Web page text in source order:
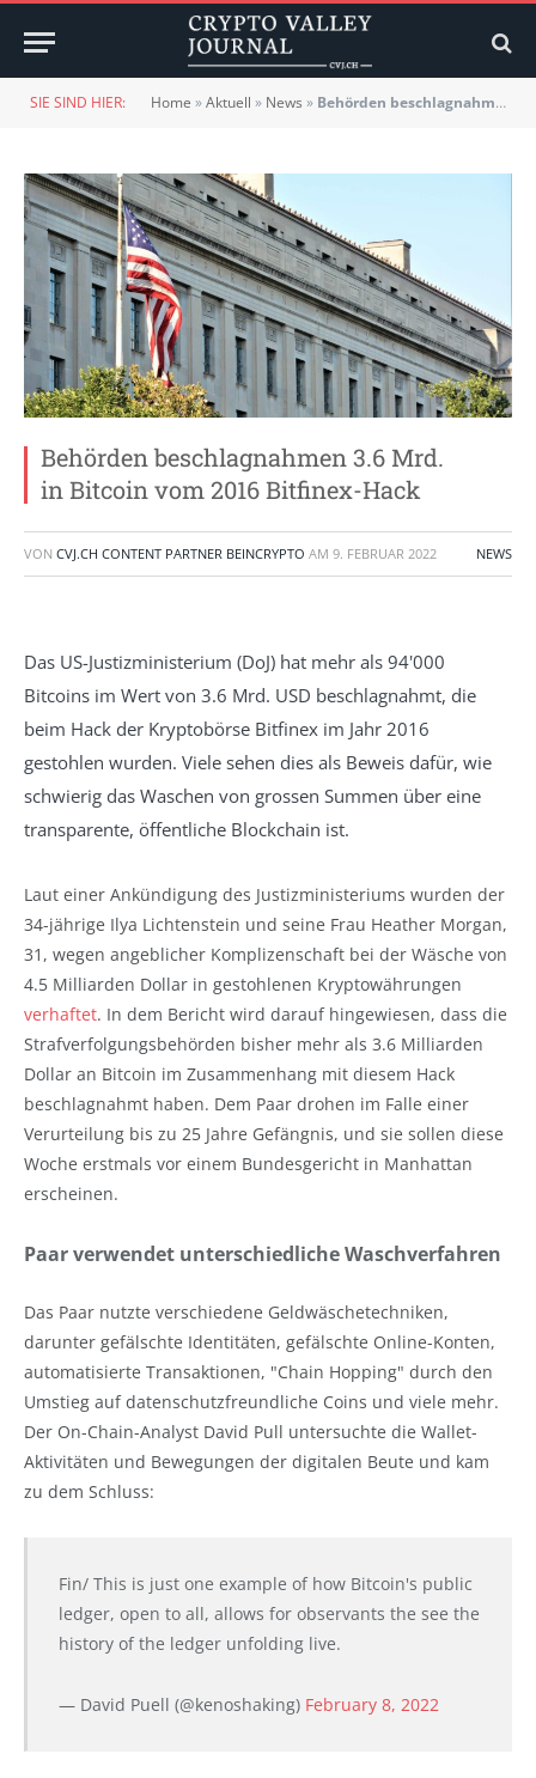
SIE SIND HIER: Home »Aktuell » News » Behörden beschlagnahmen 3.6 Mrd. in Bitcoin vom 2016 Bitfinex-Hack
Behörden beschlagnahmen 3.6 Mrd.
in Bitcoin vom 2016 Bitfinex-Hack
VON CVJ.CH CONTENT PARTNER BEINCRYPTO AM 9. FEBRUAR 2022 NEWS
Das US-Justizministerium (DoJ) hat mehr als 94'000
Bitcoins im Wert von 3.6 Mrd. USD beschlagnahmt, die
beim Hack der Kryptobörse Bitfinex im Jahr 2016
gestohlen wurden. Viele sehen dies als Beweis dafür, wie
schwierig das Waschen von grossen Summen über eine
transparente, öffentliche Blockchain ist.
Laut einer Ankündigung des Justizministeriums wurden der
34-jährige Ilya Lichtenstein und seine Frau Heather Morgan,
31, wegen angeblicher Komplizenschaft bei der Wäsche von
4.5 Milliarden Dollar in gestohlenen Kryptowährungen
verhaftet. In dem Bericht wird darauf hingewiesen, dass die
Strafverfolgungsbehörden bisher mehr als 3.6 Milliarden
Dollar an Bitcoin im Zusammenhang mit diesem Hack
beschlagnahmt haben. Dem Paar drohen im Falle einer
Verurteilung bis zu 25 Jahre Gefängnis, und sie sollen diese
Woche erstmals vor einem Bundesgericht in Manhattan
erscheinen.
Paar verwendet unterschiedliche Waschverfahren
Das Paar nutzte verschiedene Geldwäschetechniken,
darunter gefälschte Identitäten, gefälschte Online-Konten,
automatisierte Transaktionen, "Chain Hopping" durch den
Umstieg auf datenschutzfreundliche Coins und viele mehr.
Der On-Chain-Analyst David Pull untersuchte die Wallet-
Aktivitäten und Bewegungen der digitalen Beute und kam
zu dem Schluss:
Fin/ This is just one example of how Bitcoin's public
ledger, open to all, allows for observants the see the
history of the ledger unfolding live.
— David Puell (@kenoshaking) February 8, 2022